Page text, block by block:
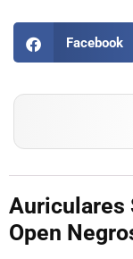
Facebook
Auriculares
Open